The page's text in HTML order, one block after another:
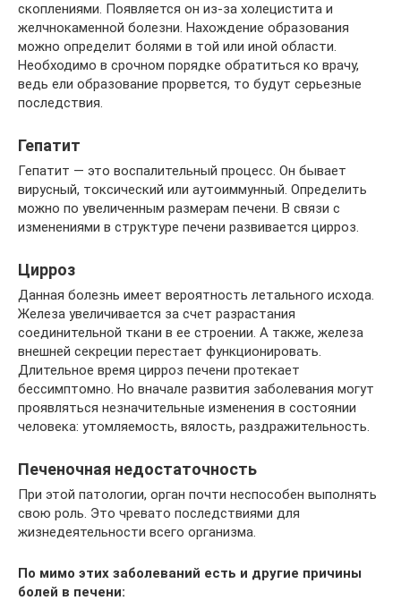
скоплениями. Появляется он из-за холецистита и
желчнокаменной болезни. Нахождение образования
можно определит болями в той или иной области.
Необходимо в срочном порядке обратиться ко врачу,
ведь ели образование прорвется, то будут серьезные
последствия.
Гепатит
Гепатит — это воспалительный процесс. Он бывает
вирусный, токсический или аутоиммунный. Определить
можно по увеличенным размерам печени. В связи с
изменениями в структуре печени развивается цирроз.
Цирроз
Данная болезнь имеет вероятность летального исхода.
Железа увеличивается за счет разрастания
соединительной ткани в ее строении. А также, железа
внешней секреции перестает функционировать.
Длительное время цирроз печени протекает
бессимптомно. Но вначале развития заболевания могут
проявляться незначительные изменения в состоянии
человека: утомляемость, вялость, раздражительность.
Печеночная недостаточность
При этой патологии, орган почти неспособен выполнять
свою роль. Это чревато последствиями для
жизнедеятельности всего организма.
По мимо этих заболеваний есть и другие причины
болей в печени: